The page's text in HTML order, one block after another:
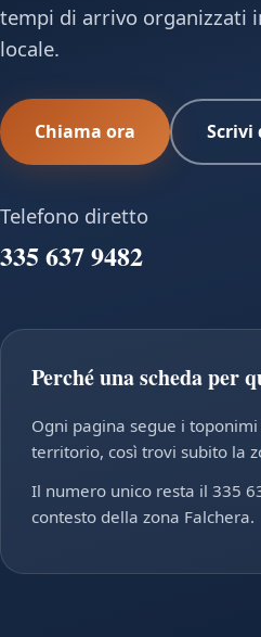
tempi di arrivo organizzati
locale.
Chiama ora Scrivi
Telefono diretto
335 637 9482
Perché una scheda per
Ogni pagina segue i
territorio, così trovi subito la
Il numero unico resta il 335
contesto della zona Falchera.